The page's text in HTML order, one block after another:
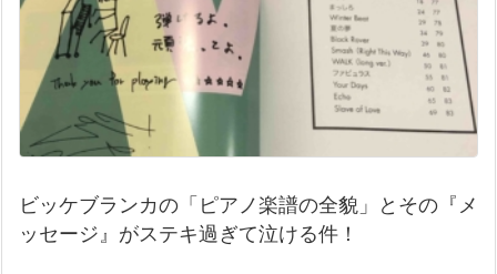
ビッケブランカの「ピアノ楽譜の全貌」とその『メ
ッセージ』がステキ過ぎて泣ける件！